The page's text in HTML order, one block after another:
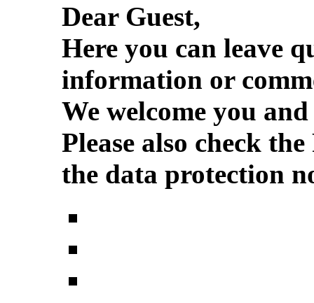
Dear Guest,
Here you can leave
information or
We welcome you
Please also check
the data protection